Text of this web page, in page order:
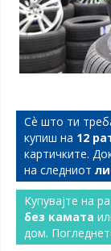
Сѐ што ти
купиш на 12
картичките.
на следниот
Купувајте на
без камата
дом.